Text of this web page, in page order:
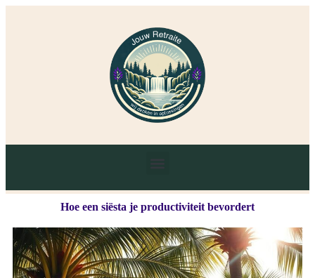
Hoe een siësta je productiviteit bevordert